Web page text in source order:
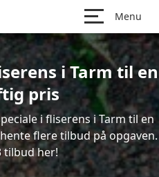
Menu
i Tarm til en
pris
i fliserens i Tarm til en
flere tilbud på opgaven.
tilbud her!